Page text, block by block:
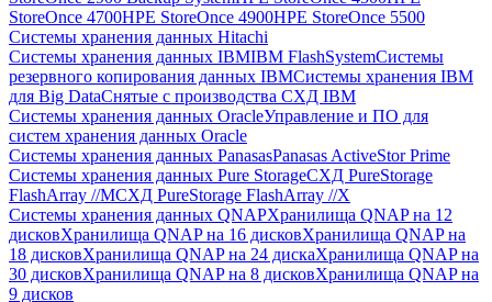
StoreOnce 4700HPE StoreOnce 4900HPE StoreOnce 5500
Системы хранения данных Hitachi
Системы хранения данных IBMIBM FlashSystemСистемы
резервного копирования данных IBMСистемы хранения IBM
для Big DataСнятые с производства СХД IBM
Системы хранения данных OracleУправление и ПО для
систем хранения данных Oracle
Системы хранения данных PanasasPanasas ActiveStor Prime
Системы хранения данных Pure StorageСХД PureStorage
FlashArray //MСХД PureStorage FlashArray //X
Системы хранения данных QNAPХранилища QNAP на 12
дисковХранилища QNAP на 16 дисковХранилища QNAP на
18 дисковХранилища QNAP на 24 дискаХранилища QNAP на
30 дисковХранилища QNAP на 8 дисковХранилища QNAP на
9 дисков